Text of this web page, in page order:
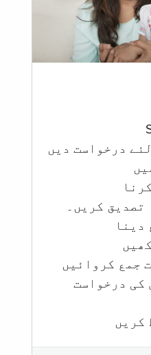
درخواست دیں
تصدیق کریں۔
دینا
جمع کروائیں
کی درخواست
کریں